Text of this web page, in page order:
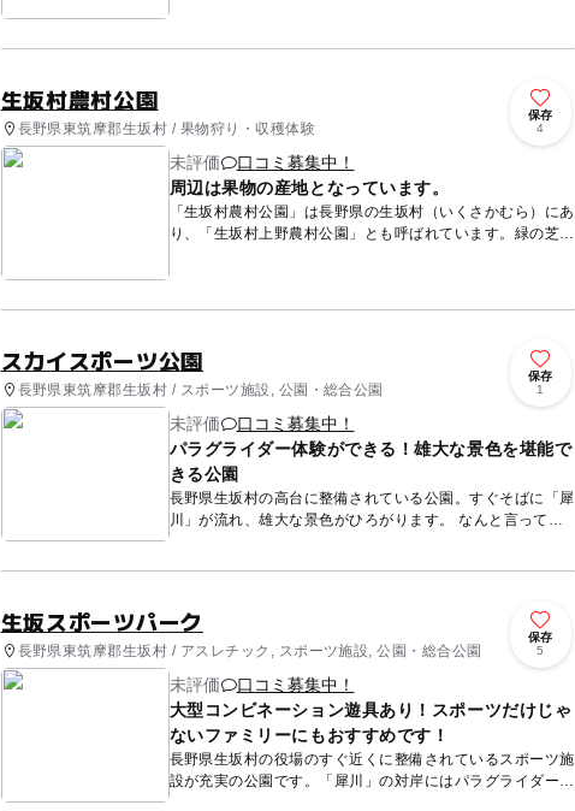
育てた新...
生坂村農村公園
長野県東筑摩郡生坂村 / 果物狩り・収穫体験
保存
4
未評価
口コミ募集中！
周辺は果物の産地となっています。
「生坂村農村公園」は長野県の生坂村（いくさかむら）にあ
り、「生坂村上野農村公園」とも呼ばれています。緑の芝生
ます。周辺地...
スカイスポーツ公園
長野県東筑摩郡生坂村 / スポーツ施設, 公園・総合公園
保存
1
未評価
口コミ募集中！
パラグライダー体験ができる！雄大な景色を堪能で
きる公園
長野県生坂村の高台に整備されている公園。すぐそばに「犀
川」が流れ、雄大な景色がひろがります。 なんと言って
も、この公園の一番の目玉はパラグライダー体験！ 予約が
生坂スポーツパーク
長野県東筑摩郡生坂村 / アスレチック, スポーツ施設, 公園・総合公園
保存
5
未評価
口コミ募集中！
大型コンビネーション遊具あり！スポーツだけじゃ
ないファミリーにもおすすめです！
長野県生坂村の役場のすぐ近くに整備されているスポーツ施
設が充実の公園です。「犀川」の対岸にはパラグライダーが
体験できる「生坂スカイスポーツ公園」があります。 大き